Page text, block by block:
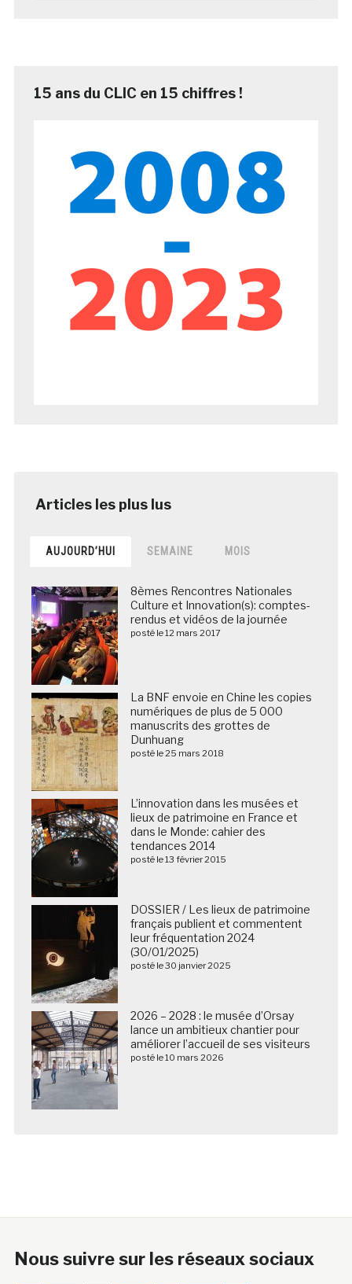
15 ans du CLIC en 15 chiffres !
AUJOURD’HUI SEMAINE MOIS
8èmes Rencontres Nationales
Culture et Innovation(s): comptes-
rendus et vidéos de la journée
posté le 12 mars 2017
La BNF envoie en Chine les copies
numériques de plus de 5 000
manuscrits des grottes de
Dunhuang
posté le 25 mars 2018
L’innovation dans les musées et
lieux de patrimoine en France et
dans le Monde: cahier des
tendances 2014
posté le 13 février 2015
DOSSIER / Les lieux de patrimoine
français publient et commentent
leur fréquentation 2024
(30/01/2025)
posté le 30 janvier 2025
2026 – 2028 : le musée d’Orsay
lance un ambitieux chantier pour
améliorer l’accueil de ses visiteurs
posté le 10 mars 2026
Nous suivre sur les réseaux sociaux